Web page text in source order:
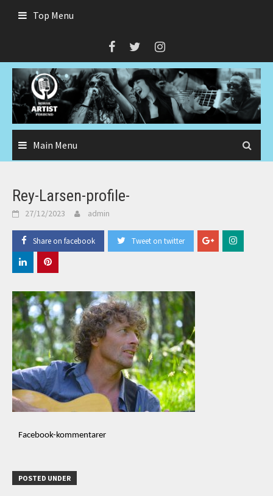
Top Menu
Main Menu
Rey-Larsen-profile-
27/12/2023 admin
Share on facebook Tweet on twitter
Facebook-kommentarer
POSTED UNDER